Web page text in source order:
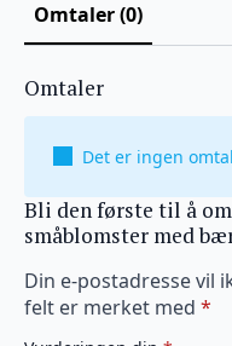
Omtaler (0)
Omtaler
Det er ingen
Bli den første til å
småblomster med
Din e-postadresse vil
felt er merket med *